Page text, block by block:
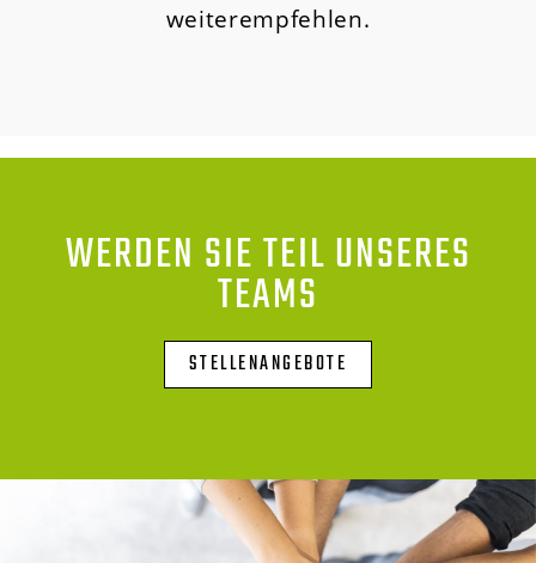
weiterempfehlen.
WERDEN SIE TEIL UNSERES
TEAMS
STELLENANGEBOTE